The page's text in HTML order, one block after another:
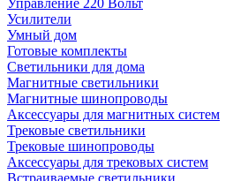
Управление 220 Вольт
Усилители
Умный дом
Готовые комплекты
Светильники для дома
Магнитные светильники
Магнитные шинопроводы
Аксессуары для магнитных систем
Трековые светильники
Трековые шинопроводы
Аксессуары для трековых систем
Встраиваемые светильники